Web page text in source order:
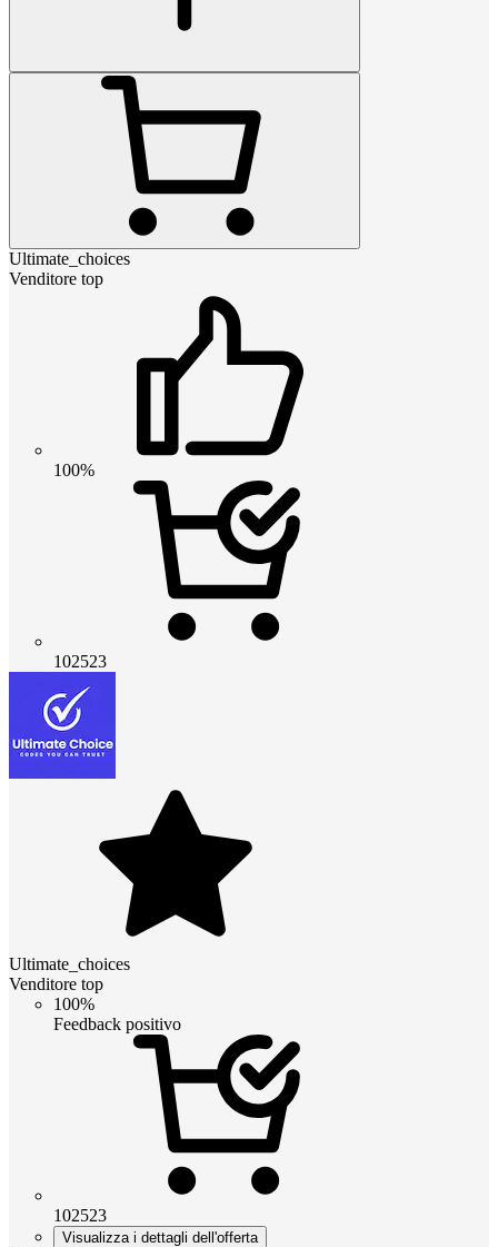
Ultimate_choices
Venditore top
100%
102523
Ultimate_choices
Venditore top
100%
Feedback positivo
102523
Visualizza i dettagli dell'offerta